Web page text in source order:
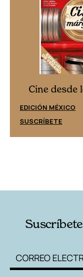
Cine desde
EDICIÓN MÉXICO
SUSCRÍBETE